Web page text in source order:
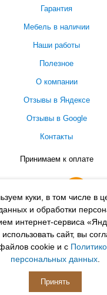
куки, в том числе в
данных и обработки
интернет-сервиса
сайт, вы
cookie и с
персональных данных.
Принять
Гарантия
Мебель в наличии
Наши работы
Полезное
О компании
Отзывы в Яндексе
Отзывы в Google
Контакты
Принимаем к оплате
ПОДПИСЫВАЙСЯ